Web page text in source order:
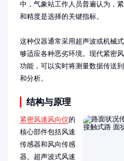
中，气象站工作人员普遍认为，
和精度是选择的关键指标。
这种仪器通常采用超声波或机械
够适应各种恶劣环境。现代紧密
功能，可以实时将测量数据传送
和分析。
结构与原理
紧密风速风向仪的
核心部件包括风速
传感器和风向传感
器。超声波式风速